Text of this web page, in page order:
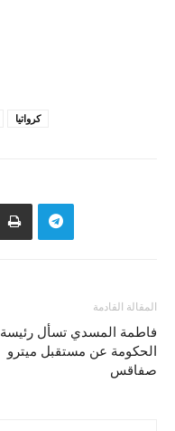
كرواتيا
المقالة القادمة
فاطمة المسدي تسأل رئيسة
الحكومة عن مستقبل ميترو
صفاقس